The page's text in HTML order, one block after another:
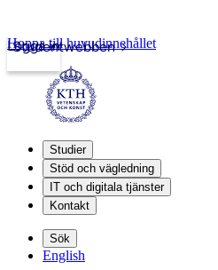
Studentwebben
Logga in
Hoppa till huvudinnehållet
Studier
Stöd och vägledning
IT och digitala tjänster
Kontakt
Sök
English